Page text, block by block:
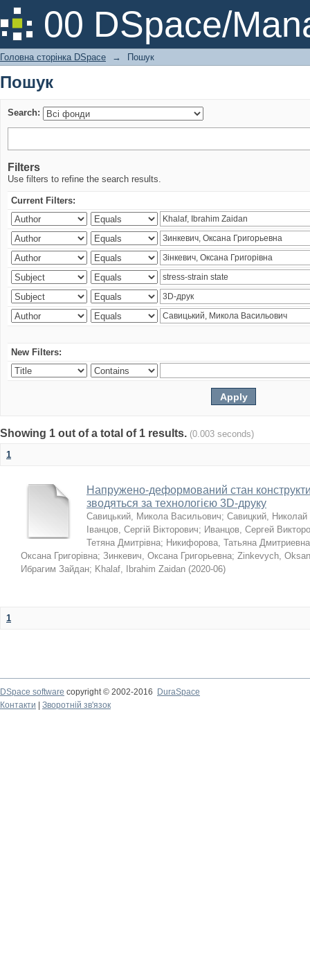
00 DSpace/
Пошук
Головна сторінка DSpace → Пошук
Пошук
Search:
Filters
Use filters to refine the search results.
Current Filters:
New Filters:
Showing 1 out of a total of 1 results. (0.003 seconds)
1
Напружено-деформований стан
зводяться за технологією 3D-друку
Савицький, Микола Васильович; Савицкий,
Іванцов, Сергій Вікторович; Иванцов, Сергей
Тетяна Дмитрівна; Никифорова, Татьяна Дмитриевна
Оксана Григорівна; Зинкевич, Оксана Григорьевна; Zinkevych,
Ибрагим Зайдан; Khalaf, Ibrahim Zaidan (2020-06)
1
DSpace software copyright © 2002-2016
DuraSpace
Контакти
Зворотній зв'язок